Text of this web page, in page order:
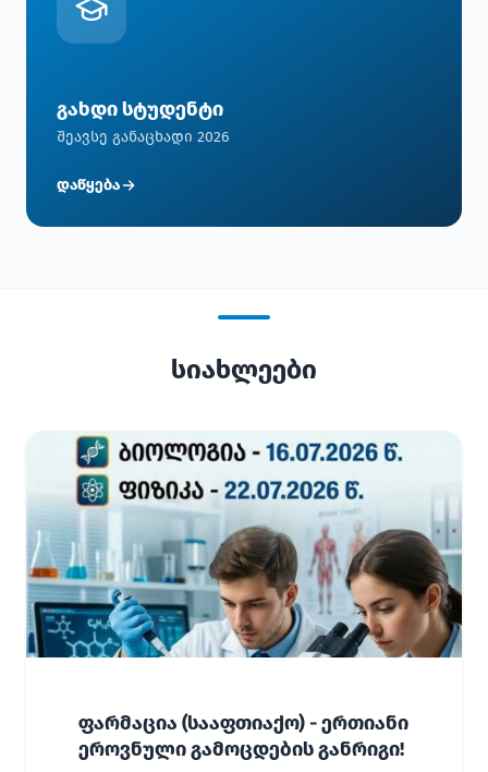
გახდი სტუდენტი
შეავსე განაცხადი 2026
დაწყება
სიახლეები
ფარმაცია (სააფთიაქო) - ერთიანი
ეროვნული გამოცდების განრიგი!